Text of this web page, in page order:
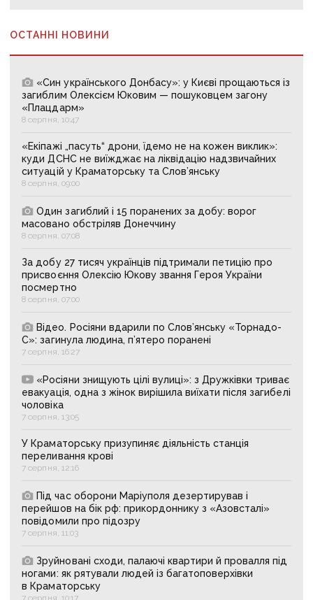
ОСТАННІ НОВИНИ
«Син українського Донбасу»: у Києві прощаються із
загиблим Олексієм Юковим — пошуковцем загону
«Плацдарм»
8 серпня, 10:47
«Екіпажі „пасуть“ дрони, їдемо не на кожен виклик»:
куди ДСНС не виїжджає на ліквідацію надзвичайних
ситуацій у Краматорську та Слов’янську
8 серпня, 09:00
Один загиблий і 15 поранених за добу: ворог
масовано обстріляв Донеччину
8 серпня, 07:08
За добу 27 тисяч українців підтримали петицію про
присвоєння Олексію Юкову звання Героя України
посмертно
8 серпня, 07:00
Відео. Росіяни вдарили по Слов’янську «Торнадо-
С»: загинула людина, п’ятеро поранені
7 серпня, 16:27
«Росіяни знищують цілі вулиці»: з Дружківки триває
евакуація, одна з жінок вирішила виїхати після загибелі
чоловіка
7 серпня, 13:05
У Краматорську призупиняє діяльність станція
переливання крові
7 серпня, 12:16
Під час оборони Маріуполя дезертирував і
перейшов на бік рф: прикордоннику з «Азовсталі»
повідомили про підозру
7 серпня, 11:03
Зруйновані сходи, палаючі квартири й провалля під
ногами: як рятували людей із багатоповерхівки
в Краматорську
7 серпня, 10:17